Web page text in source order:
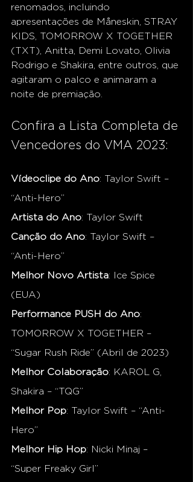
renomados, incluindo
apresentações de Måneskin, STRAY
KIDS, TOMORROW X TOGETHER
(TXT), Anitta, Demi Lovato, Olivia
Rodrigo e Shakira, entre outros, que
agitaram o palco e animaram a
noite de premiação.
Confira a Lista Completa de
Vencedores do VMA 2023:
Vídeoclipe do Ano: Taylor Swift –
“Anti-Hero”
Artista do Ano: Taylor Swift
Canção do Ano: Taylor Swift –
“Anti-Hero”
Melhor Novo Artista: Ice Spice
(EUA)
Performance PUSH do Ano:
TOMORROW X TOGETHER –
“Sugar Rush Ride” (Abril de 2023)
Melhor Colaboração: KAROL G,
Shakira – “TQG”
Melhor Pop: Taylor Swift – “Anti-
Hero”
Melhor Hip Hop: Nicki Minaj –
“Super Freaky Girl”